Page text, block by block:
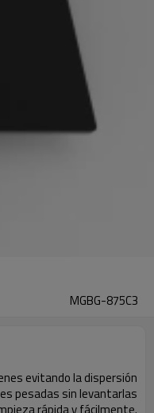
MGBG-875C3
evitando la dispersión
pesadas sin levantarlas